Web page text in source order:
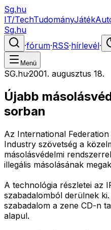
Sg.hu
IT/TechTudományJáték
Sg.hu
·fórum·RSS·hírlevél·
Menü
SG.hu·2001. augusztus 18.
Újabb
sorban
Az International
Industry szövetség a
másolásvédelmi
illegális másolásának
A technológia részletei az
szabadalomból derülnek
szabadalom a zene CD-n
alapul.